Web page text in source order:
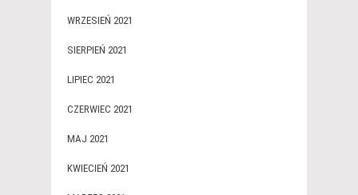
WRZESIEŃ 2021
SIERPIEŃ 2021
LIPIEC 2021
CZERWIEC 2021
MAJ 2021
KWIECIEŃ 2021